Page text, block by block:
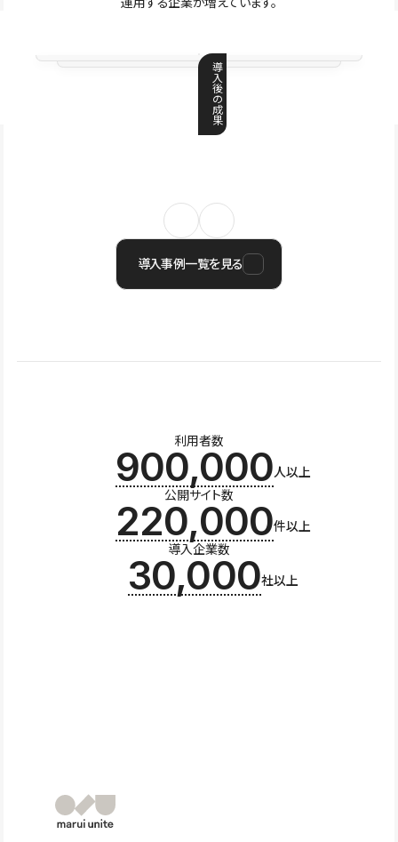
導
入
後
の
成
果
導入事例一覧を見る
利用者数
900,000人以上
公開サイト数
220,000件以上
導入企業数
30,000社以上